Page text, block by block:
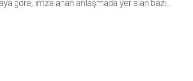
göre, imzalanan anlaşmada yer alan bazı...